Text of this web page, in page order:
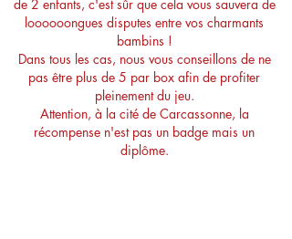
de 2 enfants, c'est sûr que cela vous sauvera de
loooooongues disputes entre vos charmants
bambins !
Dans tous les cas, nous vous conseillons de ne
pas être plus de 5 par box afin de profiter
pleinement du jeu.
Attention, à la cité de Carcassonne, la
récompense n'est pas un badge mais un
diplôme.